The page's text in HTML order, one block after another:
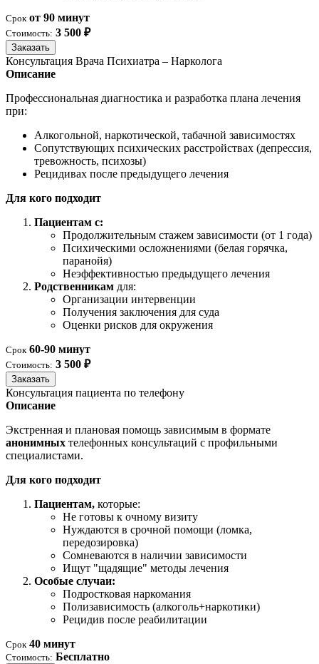
Срок от 90 минут
Стоимость: 3 500 ₽
Заказать
Консультация Врача Психиатра – Нарколога
Описание
Профессиональная диагностика и разработка плана лечения
при:
Алкогольной, наркотической, табачной зависимостях
Сопутствующих психических расстройствах (депрессия,
тревожность, психозы)
Рецидивах после предыдущего лечения
Для кого подходит
Пациентам с:
Продолжительным стажем зависимости (от 1 года)
Психическими осложнениями (белая горячка,
паранойя)
Неэффективностью предыдущего лечения
Родственникам для:
Организации интервенции
Получения заключения для суда
Оценки рисков для окружения
Срок 60-90 минут
Стоимость: 3 500 ₽
Заказать
Консультация пациента по телефону
Описание
Экстренная и плановая помощь зависимым в формате
анонимных телефонных консультаций с профильными
специалистами.
Для кого подходит
Пациентам, которые:
Не готовы к очному визиту
Нуждаются в срочной помощи (ломка,
передозировка)
Сомневаются в наличии зависимости
Ищут "щадящие" методы лечения
Особые случаи:
Подростковая наркомания
Полизависимость (алкоголь+наркотики)
Рецидив после реабилитации
Срок 40 минут
Стоимость: Бесплатно